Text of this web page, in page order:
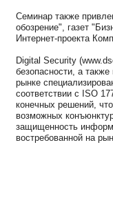
Семинар также
обозрение", газет
Интернет-проекта
Digital Security
безопасности, а
рынке
соответствии с ISO
конечных решений,
возможных
защищенность
востребованной на